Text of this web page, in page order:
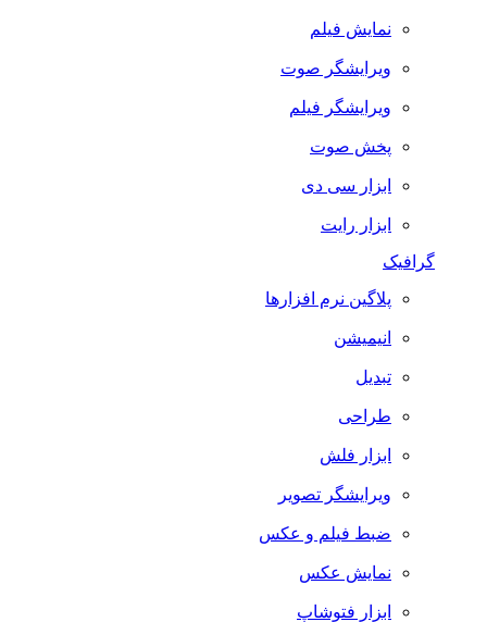
نمایش فیلم
ویرایشگر صوت
ویرایشگر فیلم
پخش صوت
ابزار سی دی
ابزار رایت
گرافیک
پلاگین نرم افزارها
انیمیشن
تبدیل
طراحی
ابزار فلش
ویرایشگر تصویر
ضبط فيلم و عكس
نمایش عکس
ابزار فتوشاپ